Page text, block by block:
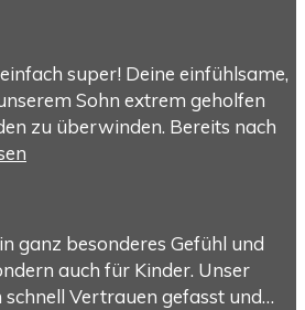
super! Deine einfühlsame,
Sohn extrem geholfen
zu überwinden. Bereits nach
ganz besonderes Gefühl und
auch für Kinder. Unser
Vertrauen gefasst und…